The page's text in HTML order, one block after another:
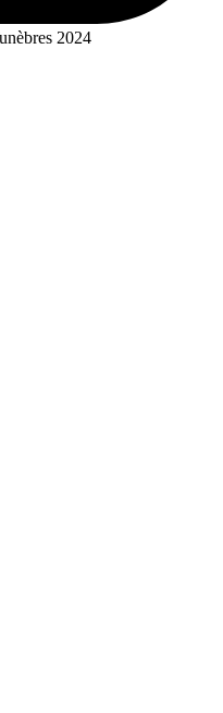
2024